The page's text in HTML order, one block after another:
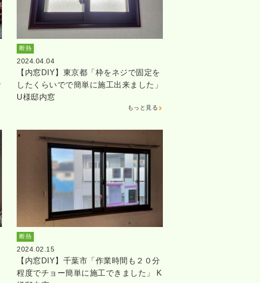
断熱
2024.04.04
【内窓DIY】東京都「枠をネジで固定を
したくらいでで簡単に施工出来ました」
U様邸内窓
もっと見る
断熱
2024.02.15
【内窓DIY】千葉市「作業時間も２０分
程度でチョー簡単に施工できました」 K